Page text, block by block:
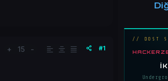
+ 15 - #1
// DOST